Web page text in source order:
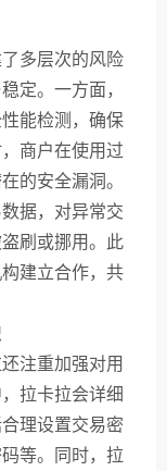
多层次的风险
定。一方面，
能检测，确保
商户在使用过
的安全漏洞。
据，对异常交
刷或挪用。此
建立合作，共
注重加强对用
拉卡拉会详细
理设置交易密
等。同时，拉